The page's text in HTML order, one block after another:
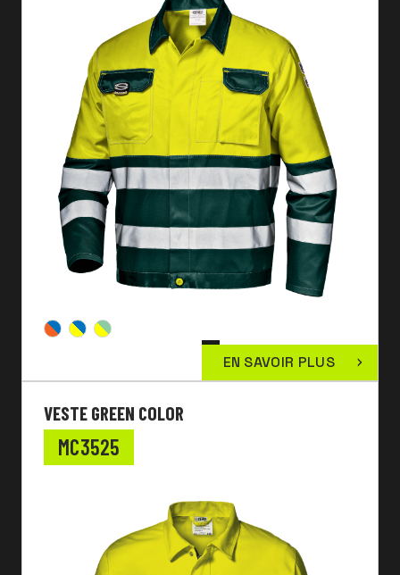
EN SAVOIR PLUS
VESTE GREEN COLOR
MC3525